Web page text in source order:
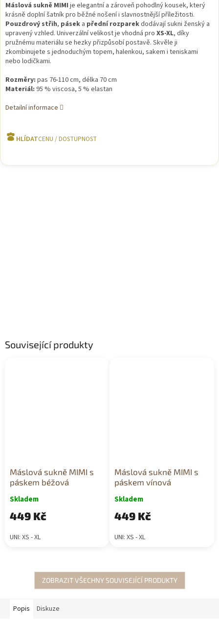
Máslová sukně MIMI je elegantní a zároveň pohodlný kousek, který
krásně doplní šatník pro běžné nošení i slavnostnější příležitosti.
Pouzdrový střih, pásek a přední rozparekdodávají sukni ženský a
upravený vzhled. Univerzální velikost je vhodná pro XS-XL, díky
pružnému materiálu se hezky přizpůsobí postavě. Skvěle ji
zkombinujete s jednoduchým topem, halenkou, sakem i teniskami
nebo lodičkami.
Rozměry: pas 76-110 cm, délka 70 cm
Materiál: 95 % viscosa, 5 % elastan
Detailní informace
HLÍDAT
Související produkty
Máslová sukně MIMI s
páskem béžová
Skladem
449 Kč
UNI: XS - XL
Máslová sukně MIMI s
páskem vínová
Skladem
449 Kč
UNI: XS - XL
ZOBRAZIT VŠECHNY SOUVISEJÍCÍ PRODUKTY
Popis Diskuze